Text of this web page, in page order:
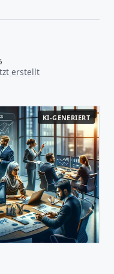
erstellt
KI-GENERIERT